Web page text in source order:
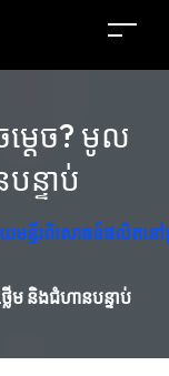
តេច? មូល
ន្ទាប់
យមន្ទីរពិសោធន៍ផលិតន
ម និងជំហានបន្ទាប់